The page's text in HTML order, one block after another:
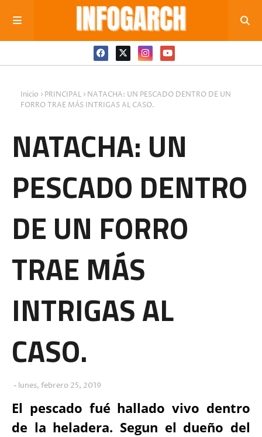
Inicio PRINCIPAL
NATACHA: UN PESCADO DENTRO DE UN
FORRO TRAE MÁS INTRIGAS AL CASO.
NATACHA: UN
PESCADO DENTRO
DE UN FORRO
TRAE MÁS
INTRIGAS AL
CASO.
lunes, febrero 25, 2019
El pescado fué hallado vivo dentro
de la heladera. Segun el dueño del